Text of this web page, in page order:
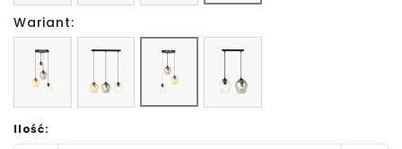
Wariant:
Ilość: